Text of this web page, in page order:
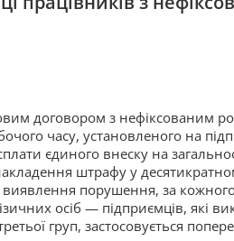
договором з нефіксованим
часу, установленого на
єдиного внеску на
штрафу у
порушення, за
осіб — підприємців, які
груп, застосовується